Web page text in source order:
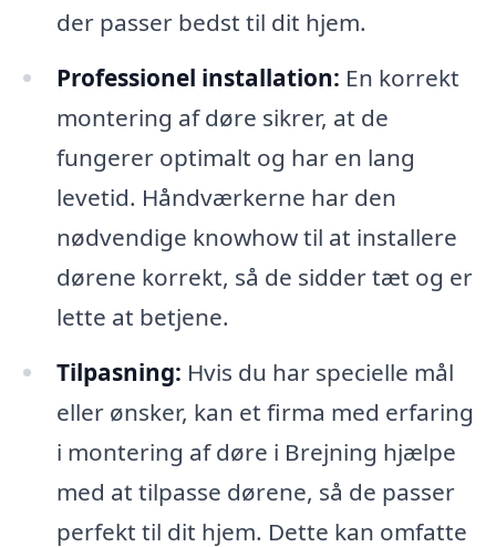
der passer bedst til dit hjem.
Professionel installation: En korrekt
montering af døre sikrer, at de
fungerer optimalt og har en lang
levetid. Håndværkerne har den
nødvendige knowhow til at installere
dørene korrekt, så de sidder tæt og er
lette at betjene.
Tilpasning: Hvis du har specielle mål
eller ønsker, kan et firma med erfaring
i montering af døre i Brejning hjælpe
med at tilpasse dørene, så de passer
perfekt til dit hjem. Dette kan omfatte